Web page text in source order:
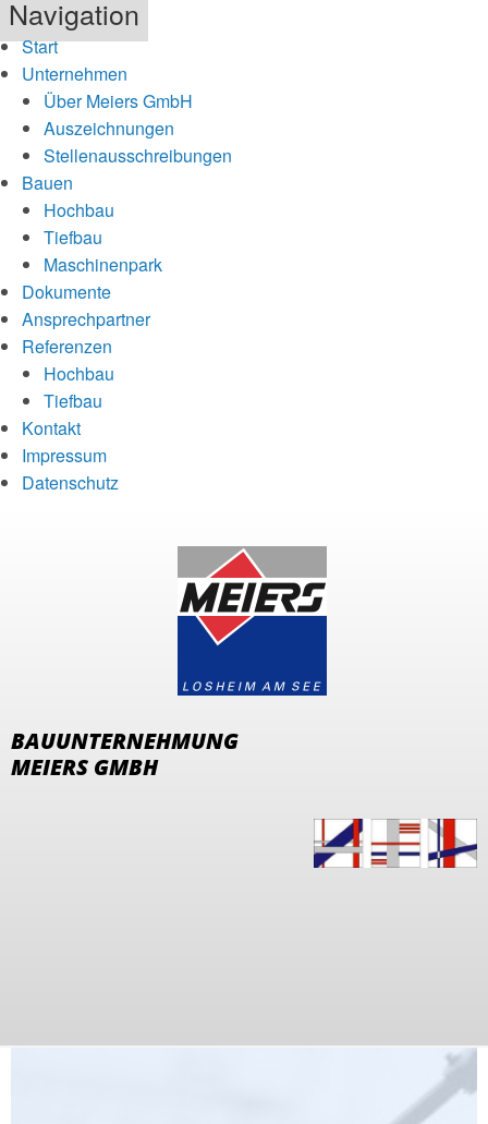
Navigation
Start
Unternehmen
Über Meiers GmbH
Auszeichnungen
Stellenausschreibungen
Bauen
Hochbau
Tiefbau
Maschinenpark
Dokumente
Ansprechpartner
Referenzen
Hochbau
Tiefbau
Kontakt
Impressum
Datenschutz
BAUUNTERNEHMUNG
MEIERS GMBH